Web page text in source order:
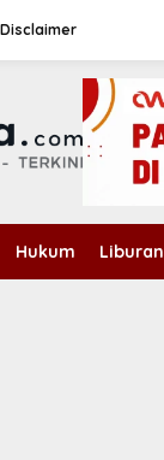
Disclaimer
Hukum Liburan